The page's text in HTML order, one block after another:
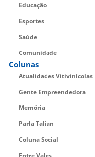
Educação
Esportes
Saúde
Comunidade
Colunas
Atualidades Vitivinícolas
Gente Empreendedora
Memória
Parla Talian
Coluna Social
Entre Vales